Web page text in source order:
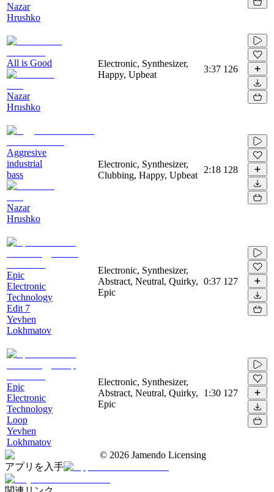
Nazar
Hrushko
All is Good
Nazar
Hrushko
Electronic, Synthesizer,
Happy, Upbeat
3:37 126
Aggresive
industrial
bass
Nazar
Hrushko
Electronic, Synthesizer,
Clubbing, Happy, Upbeat
2:18 128
Epic
Electronic
Technology
Edit 7
Yevhen
Lokhmatov
Electronic, Synthesizer,
Abstract, Neutral, Quirky,
Epic
0:37 127
Epic
Electronic
Technology
Loop
Yevhen
Lokhmatov
Electronic, Synthesizer,
Abstract, Neutral, Quirky,
Epic
1:30 127
© 2026 Jamendo Licensing
アプリを入手